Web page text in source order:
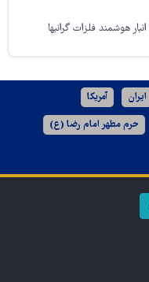
انبار هوشمند فلزات گرانبها
ایران آمریکا
حرم مطهر امام رضا (ع)